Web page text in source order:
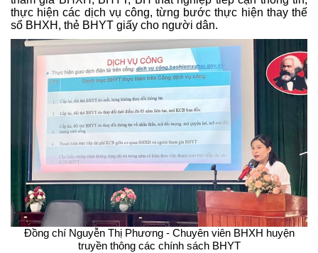
thực hiện các dịch vụ công, từng bước thực hiện thay thế
sổ BHXH, thẻ BHYT giấy cho người dân.
Đồng chí Nguyễn Thị Phương - Chuyên viên BHXH huyện
truyền thông các chính sách BHYT